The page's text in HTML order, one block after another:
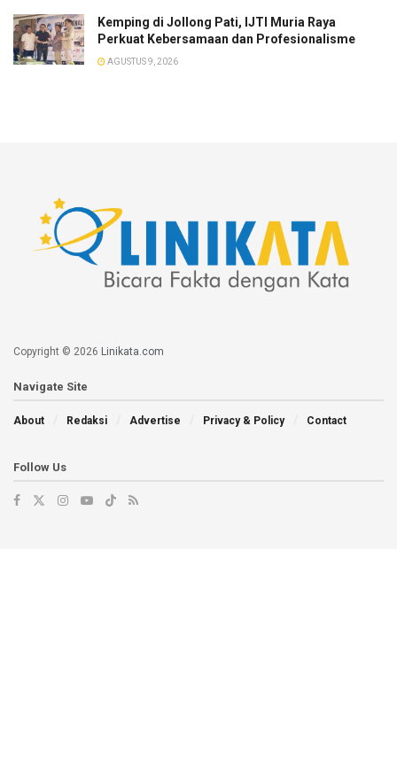
​Kemping di Jollong Pati, IJTI Muria Raya
Perkuat Kebersamaan dan Profesionalisme
AGUSTUS 9, 2026
Copyright © 2026 Linikata.com
Navigate Site
About Redaksi Advertise Privacy & Policy Contact
Follow Us